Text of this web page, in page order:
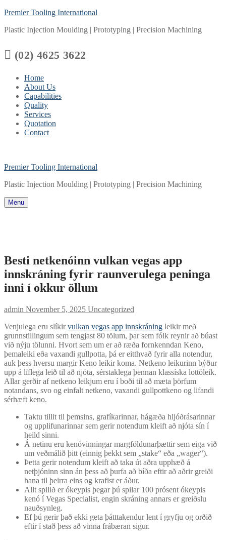
Skip
content
Menu
Close
Premier Tooling International
Plastic Injection Moulding | Prototyping | Precision Machining
 (02) 4625 3622
Home
About Us
Capabilities
Quality
Services
Quotation
Contact
Premier Tooling International
Plastic Injection Moulding | Prototyping | Precision Machining
Menu
Besti netkenóinn vulkan vegas app
innskráning fyrir raunverulega peninga
inni í okkur öllum
admin November 5, 2025 Uncategorized
Venjulega eru slíkirvulkan vegas app innskráning leikir með
grunnstillingum sem tengjast 80 tölum, þar sem fólk reynir að búast
við nýju tölunni. Hvort sem um er að ræða fornkenndan Keno,
þemaleiki eða vaxandi gullpotta, þá er eitthvað fyrir alla notendur,
auk þess hversu margir Keno leikir koma. Netkeno leikurinn býður
upp á líflega leið til að njóta, sérstaklega þennan klassíska lottóleik.
Allar gerðir af netkeno leikjum eru í boði til að mæta þörfum
notandans, svo og einfalt netkeno, vaxandi gullpottkeno og lifandi
sérhæft keno.
Taktu tillit til þemsins, grafíkarinnar, hágæða hljóðrásarinnar
og upplifunarinnar sem gerir notendum kleift að njóta sín í
heild sinni.
Á netinu eru kenóvinningar margföldunarþættir sem eiga við
um veðmálið þitt (einnig þekkt sem „stake“ eða „wager“).
Þetta gerir notendum kleift að taka út aðra upphæð á
netþjóninn sinn án þess að þurfa að bíða eftir að aðrir greiði
hana til þeirra eins og krafist er áður.
Allt spilið er ókeypis þegar þú spilar 100 prósent ókeypis
kenó í Vegas Specialist, engin skráning annars er greiðslu
nauðsynleg.
Ef þú gerir það ekki geta þátttakendur lent í gryfju og orðið
eftir í stað þess að vinna frábæran sigur.